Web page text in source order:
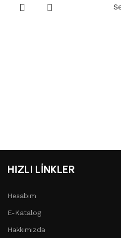
HIZLI LİNKLER
Hesabım
E-Katalog
Hakkımızda